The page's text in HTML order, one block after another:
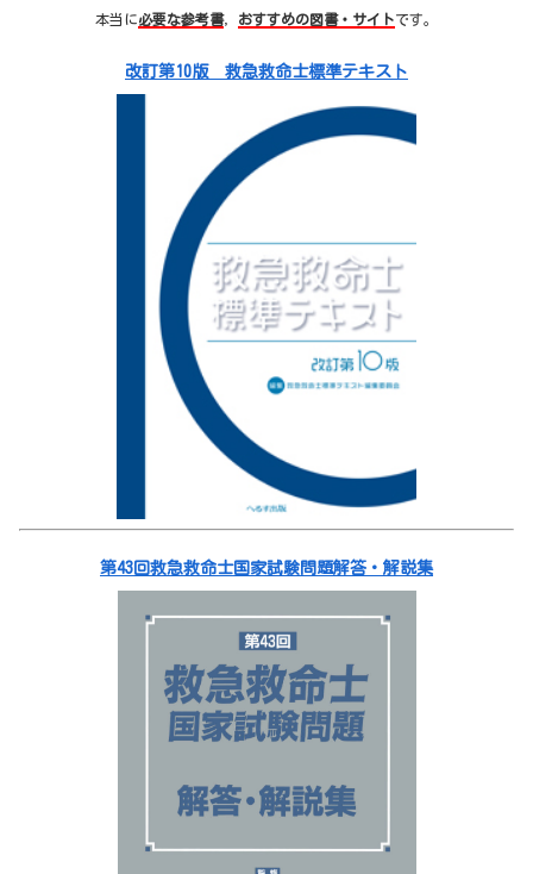
本当に必要な参考書， おすすめの図書・サイトです。
改訂第10版 救急救命士標準テキスト
第43回救急救命士国家試験問題解答・解説集